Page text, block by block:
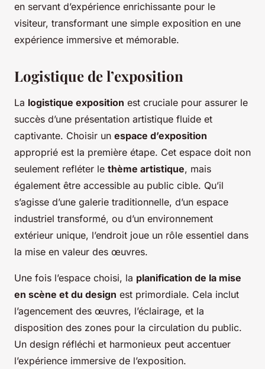
en servant d’expérience enrichissante pour le
visiteur, transformant une simple exposition en une
expérience immersive et mémorable.
Logistique de l’exposition
La logistique exposition est cruciale pour assurer le
succès d’une présentation artistique fluide et
captivante. Choisir un espace d’exposition
approprié est la première étape. Cet espace doit non
seulement refléter le thème artistique, mais
également être accessible au public cible. Qu’il
s’agisse d’une galerie traditionnelle, d’un espace
industriel transformé, ou d’un environnement
extérieur unique, l’endroit joue un rôle essentiel dans
la mise en valeur des œuvres.
Une fois l’espace choisi, la planification de la mise
en scène et du design est primordiale. Cela inclut
l’agencement des œuvres, l’éclairage, et la
disposition des zones pour la circulation du public.
Un design réfléchi et harmonieux peut accentuer
l’expérience immersive de l’exposition.